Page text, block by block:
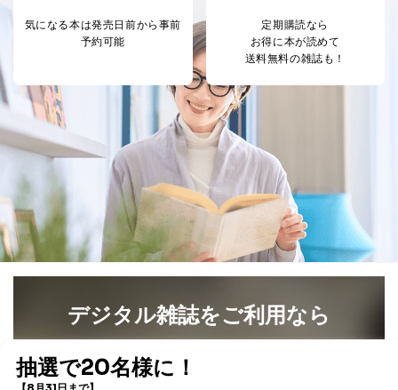
気になる本は発売日前から事前
予約可能
定期購読なら
お得に本が読めて
送料無料の雑誌も！
デジタル雑誌をご利用なら
書籍）が無料で読み放題！